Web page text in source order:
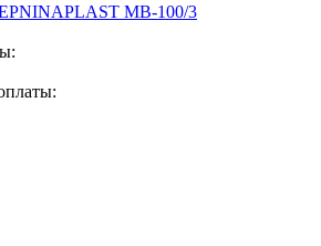
МВ-100/3